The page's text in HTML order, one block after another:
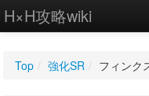
H×H攻略wiki
Top / 強化SR / フィンク